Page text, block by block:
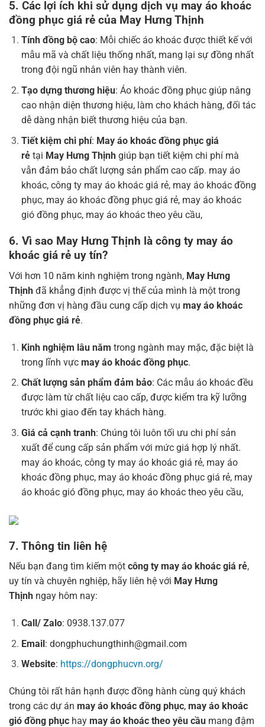
5. Các lợi ích khi sử dụng dịch vụ may áo khoác
đồng phục giá rẻ của May Hưng Thịnh
Tính đồng bộ cao: Mỗi chiếc áo khoác được thiết kế với
mẫu mã và chất liệu thống nhất, mang lại sự đồng nhất
trong đội ngũ nhân viên hay thành viên.
Tạo dựng thương hiệu: Áo khoác đồng phục giúp nâng
cao nhận diện thương hiệu, làm cho khách hàng, đối tác
dễ dàng nhận biết thương hiệu của bạn.
Tiết kiệm chi phí: May áo khoác đồng phục giá
rẻtại May Hưng Thịnhgiúp bạn tiết kiệm chi phí mà
vẫn đảm bảo chất lượng sản phẩm cao cấp. may áo
khoác, công ty may áo khoác giá rẻ, may áo khoác đồng
phục, may áo khoác đồng phục giá rẻ, may áo khoác
gió đồng phục, may áo khoác theo yêu cầu,
6. Vì sao May Hưng Thịnh là công ty may áo
khoác giá rẻ uy tín?
Với hơn 10 năm kinh nghiệm trong ngành, May Hưng
Thịnh đã khẳng định được vị thế của mình là một trong
những đơn vị hàng đầu cung cấp dịch vụ may áo khoác
đồng phục giá rẻ.
Kinh nghiệm lâu năm trong ngành may mặc, đặc biệt là
trong lĩnh vực may áo khoác đồng phục.
Chất lượng sản phẩm đảm bảo: Các mẫu áo khoác đều
được làm từ chất liệu cao cấp, được kiểm tra kỹ lưỡng
trước khi giao đến tay khách hàng.
Giá cả cạnh tranh: Chúng tôi luôn tối ưu chi phí sản
xuất để cung cấp sản phẩm với mức giá hợp lý nhất.
may áo khoác, công ty may áo khoác giá rẻ, may áo
khoác đồng phục, may áo khoác đồng phục giá rẻ, may
áo khoác gió đồng phục, may áo khoác theo yêu cầu,
7. Thông tin liên hệ
Nếu bạn đang tìm kiếm một công ty may áo khoác giá rẻ,
uy tín và chuyên nghiệp, hãy liên hệ với May Hưng
Thịnh ngay hôm nay:
Call/ Zalo: 0938.137.077
Email: dongphuchungthinh@gmail.com
Website: https://dongphucvn.org/
Chúng tôi rất hân hạnh được đồng hành cùng quý khách
trong các dự án may áo khoác đồng phục, may áo khoác
gió đồng phục hay may áo khoác theo yêu cầu mang đậm